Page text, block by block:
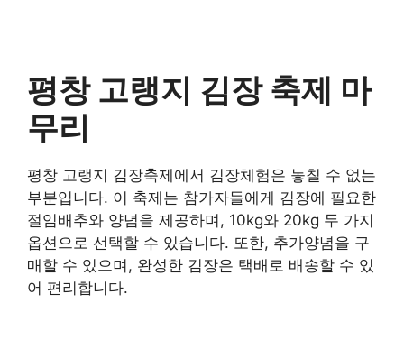
평창 고랭지 김장 축제 마
무리
평창 고랭지 김장축제에서 김장체험은 놓칠 수 없는
부분입니다. 이 축제는 참가자들에게 김장에 필요한
절임배추와 양념을 제공하며, 10kg와 20kg 두 가지
옵션으로 선택할 수 있습니다. 또한, 추가양념을 구
매할 수 있으며, 완성한 김장은 택배로 배송할 수 있
어 편리합니다.